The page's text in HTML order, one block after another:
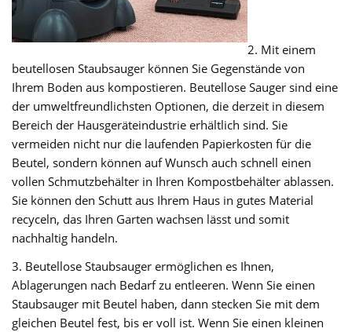
2. Mit einem
beutellosen Staubsauger können Sie Gegenstände von
Ihrem Boden aus kompostieren. Beutellose Sauger sind eine
der umweltfreundlichsten Optionen, die derzeit in diesem
Bereich der Hausgeräteindustrie erhältlich sind. Sie
vermeiden nicht nur die laufenden Papierkosten für die
Beutel, sondern können auf Wunsch auch schnell einen
vollen Schmutzbehälter in Ihren Kompostbehälter ablassen.
Sie können den Schutt aus Ihrem Haus in gutes Material
recyceln, das Ihren Garten wachsen lässt und somit
nachhaltig handeln.
3. Beutellose Staubsauger ermöglichen es Ihnen,
Ablagerungen nach Bedarf zu entleeren. Wenn Sie einen
Staubsauger mit Beutel haben, dann stecken Sie mit dem
gleichen Beutel fest, bis er voll ist. Wenn Sie einen kleinen